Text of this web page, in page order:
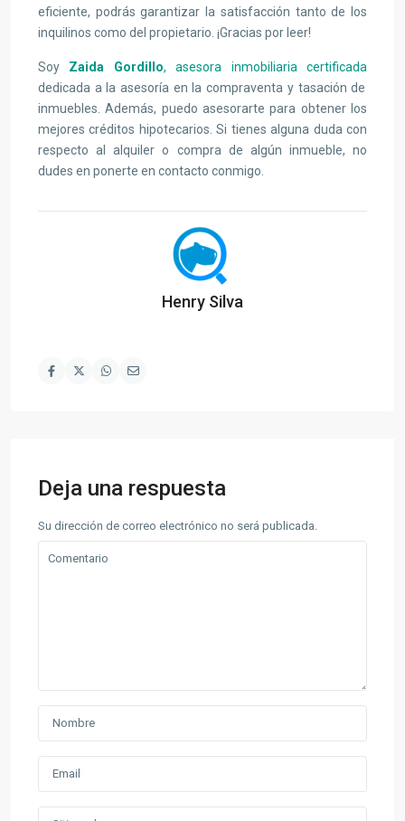
eficiente, podrás garantizar la satisfacción tanto de los
inquilinos como del propietario. ¡Gracias por leer!
Soy Zaida Gordillo, asesora inmobiliaria certificada
dedicada a la asesoría en la compraventa y tasación de
inmuebles. Además, puedo asesorarte para obtener los
mejores créditos hipotecarios. Si tienes alguna duda con
respecto al alquiler o compra de algún inmueble, no
dudes en ponerte en contacto conmigo.
Henry Silva
Deja una respuesta
Su dirección de correo electrónico no será publicada.